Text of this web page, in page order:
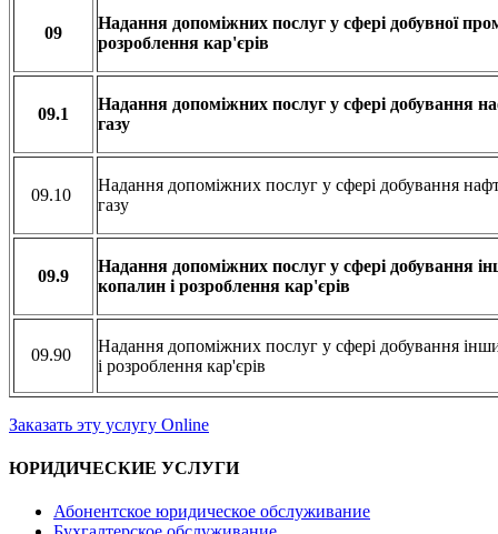
09
Надання допоміжних послуг у сфері добувної
розроблення кар'єрів
09.1
Надання допоміжних послуг у сфері добування
газу
09.10
Надання допоміжних послуг у сфері добування
газу
09.9
Надання допоміжних послуг у сфері добування
копалин і розроблення кар'єрів
09.90
Надання допоміжних послуг у сфері добування
і розроблення кар'єрів
Заказать эту услугу Online
ЮРИДИЧЕСКИЕ УСЛУГИ
Абонентское юридическое обслуживание